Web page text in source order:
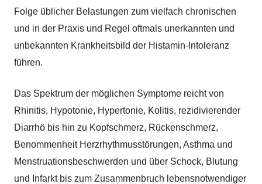
Folge üblicher Belastungen zum vielfach chronischen
und in der Praxis und Regel oftmals unerkannten und
unbekannten Krankheitsbild der Histamin-Intoleranz
führen.
Das Spektrum der möglichen Symptome reicht von
Rhinitis, Hypotonie, Hypertonie, Kolitis, rezidivierender
Diarrhö bis hin zu Kopfschmerz, Rückenschmerz,
Benommenheit Herzrhythmusstörungen, Asthma und
Menstruationsbeschwerden und über Schock, Blutung
und Infarkt bis zum Zusammenbruch lebensnotwendiger